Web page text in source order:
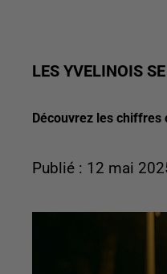
LES YVELINOIS
Découvrez les chiffres
Publié : 12 mai